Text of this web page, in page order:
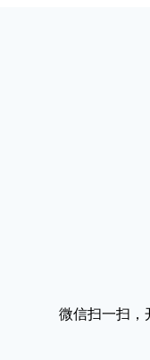
微信扫一扫，